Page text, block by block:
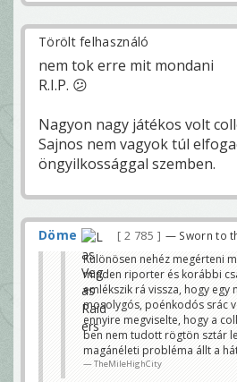
Törölt felhasználó
nem tok erre mit mondani
R.I.P. 😕
Nagyon nagy játékos volt
Sajnos nem vagyok túl
öngyilkossággal szemben.
Döme 2 785 — Sworn to
Különösen nehéz megérteni
minden riporter és korábbi
emlékszik rá vissza, hogy egy
mosolygós, poénkodós srác
ennyire megviselte, hogy a
ben nem tudott rögtön sztár
magánéleti probléma állt a
TheMileHighCity